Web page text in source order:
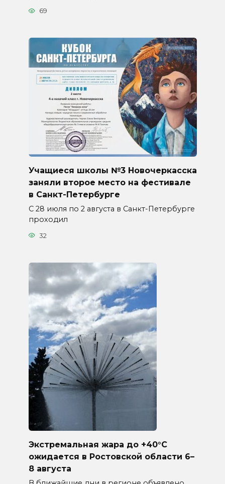
69
Учащиеся школы №3 Новочеркасска
заняли второе место на фестивале
в Санкт-Петербурге
С 28 июля по 2 августа в Санкт-Петербурге
проходил
32
Экстремальная жара до +40°C
ожидается в Ростовской области 6–
8 августа